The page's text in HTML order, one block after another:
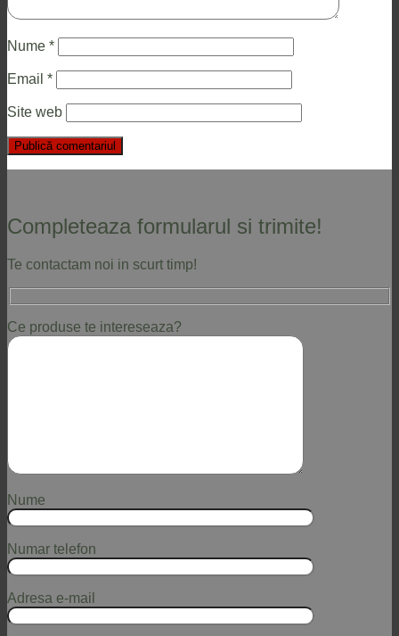
Nume *
Email *
Site web
Completeaza formularul si trimite!
Te contactam noi in scurt timp!
Ce produse te intereseaza?
Nume
Numar telefon
Adresa e-mail